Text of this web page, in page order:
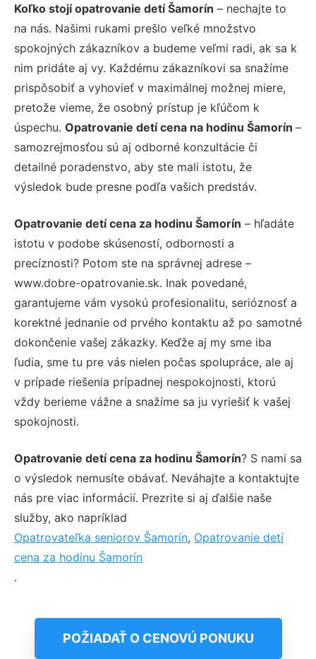
Koľko stojí opatrovanie detí Šamorín – nechajte to
na nás. Našimi rukami prešlo veľké množstvo
spokojných zákazníkov a budeme veľmi radi, ak sa k
nim pridáte aj vy. Každému zákazníkovi sa snažíme
prispôsobiť a vyhovieť v maximálnej možnej miere,
pretože vieme, že osobný prístup je kľúčom k
úspechu. Opatrovanie detí cena na hodinu Šamorín –
samozrejmosťou sú aj odborné konzultácie či
detailné poradenstvo, aby ste mali istotu, že
výsledok bude presne podľa vašich predstáv.
Opatrovanie detí cena za hodinu Šamorín – hľadáte
istotu v podobe skúseností, odbornosti a
precíznosti? Potom ste na správnej adrese –
www.dobre-opatrovanie.sk. Inak povedané,
garantujeme vám vysokú profesionalitu, serióznosť a
korektné jednanie od prvého kontaktu až po samotné
dokončenie vašej zákazky. Keďže aj my sme iba
ľudia, sme tu pre vás nielen počas spolupráce, ale aj
v prípade riešenia prípadnej nespokojnosti, ktorú
vždy berieme vážne a snažíme sa ju vyriešiť k vašej
spokojnosti.
Opatrovanie detí cena za hodinu Šamorín? S nami sa
o výsledok nemusíte obávať. Neváhajte a kontaktujte
nás pre viac informácií. Prezrite si aj ďalšie naše
služby, ako napríklad
Opatrovateľka seniorov Šamorín, Opatrovanie detí
cena za hodinu Šamorín
.
POŽIADAŤ O CENOVÚ PONUKU